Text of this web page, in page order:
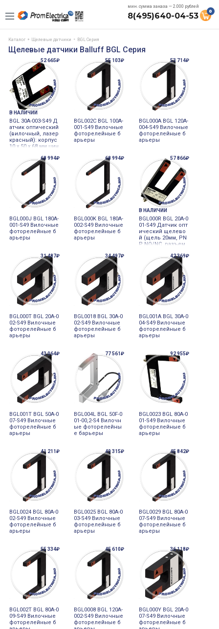
мин. сумма заказа — 2.000 рублей
8(495)640-04-53 0
Каталог Щелевые датчики BGL Серия
Щелевые датчики Balluff BGL Серия
52 665₽
В НАЛИЧИИ
BGL 30A-003-S49 Д
атчик оптический
(вилочный, лазер
красный): корпус
10 x 50 x 68 мм цин
0мм, выход PNP
NO/NC, Uпит 12…2
4V DC, разъём M8
55 103₽
BGL002C BGL 100A-
001-S49 Вилочные
фоторелейные б
арьеры
53 714₽
BGL000A BGL 120A-
004-S49 Вилочные
фоторелейные б
арьеры
68 994₽
BGL000J BGL 180A-
001-S49 Вилочные
фоторелейные б
арьеры
68 994₽
BGL000K BGL 180A-
002-S49 Вилочные
фоторелейные б
арьеры
57 866₽
В НАЛИЧИИ
BGL000R BGL 20A-0
01-S49 Датчик опт
ический щелево
й (щель 20мм, PN
P NO/NC, разъем
31 487₽
BGL000T BGL 20A-0
02-S49 Вилочные
фоторелейные б
арьеры
34 497₽
BGL0018 BGL 30A-0
02-S49 Вилочные
фоторелейные б
арьеры
42 369₽
BGL001A BGL 30A-0
04-S49 Вилочные
фоторелейные б
арьеры
43 064₽
BGL001T BGL 50A-0
07-S49 Вилочные
фоторелейные б
арьеры
77 561₽
BGL004L BGL 50F-0
01-00,2-S4 Вилочн
ые фоторелейны
е барьеры
92 955₽
BGL0023 BGL 80A-0
01-S49 Вилочные
фоторелейные б
арьеры
41 211₽
BGL0024 BGL 80A-0
02-S49 Вилочные
фоторелейные б
арьеры
49 315₽
BGL0025 BGL 80A-0
03-S49 Вилочные
фоторелейные б
арьеры
45 842₽
BGL0029 BGL 80A-0
07-S49 Вилочные
фоторелейные б
арьеры
55 334₽
BGL002T BGL 80A-0
09-S49 Вилочные
фоторелейные б
45 610₽
BGL0008 BGL 120A-
002-S49 Вилочные
фоторелейные б
36 118₽
BGL000Y BGL 20A-0
07-S49 Вилочные
фоторелейные б